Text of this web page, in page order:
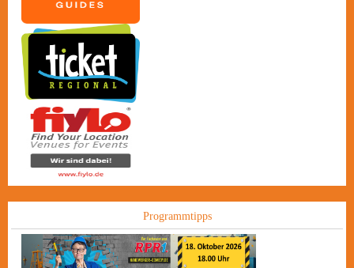
Programmtipps